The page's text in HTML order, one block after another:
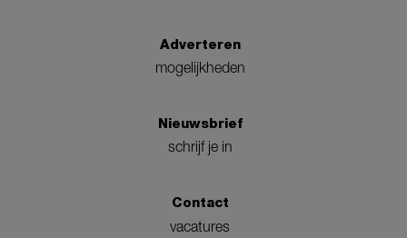
Adverteren
mogelijkheden
Nieuwsbrief
schrijf je in
Contact
vacatures